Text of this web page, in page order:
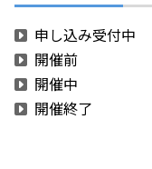
申し込み受付中
開催前
開催中
開催終了